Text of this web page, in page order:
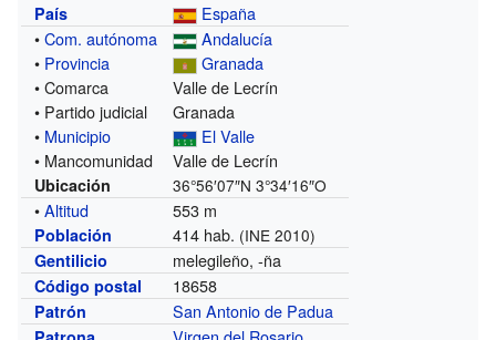
País
España
•Com. autónoma
Andalucía
• Provincia
Granada
• Comarca
Valle de Lecrín
• Partido judicial
Granada
• Municipio
El Valle
• Mancomunidad
Valle de Lecrín
Ubicación 36°56′07″N 3°34′16″O
•Altitud 553 m
Población 414 hab. (INE 2010)
Gentilicio
melegileño, -ña
Código postal 18658
Patrón San Antonio de Padua